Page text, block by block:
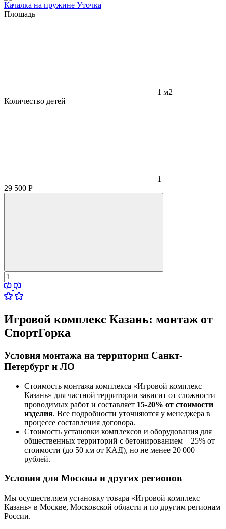
Качалка на пружине Уточка
Площадь
1 м2
Количество детей
1
29 500 Р
Игровой комплекс Казань: монтаж от
СпортГорка
Условия монтажа на территории Санкт-
Петербург и ЛО
Стоимость монтажа комплекса «Игровой комплекс
Казань» для частной территории зависит от сложности
проводимых работ и составляет 15-20% от стоимости
изделия. Все подробности уточняются у менеджера в
процессе составления договора.
Стоимость установки комплексов и оборудования для
общественных территорий с бетонированием – 25% от
стоимости (до 50 км от КАД), но не менее 20 000
рублей.
Условия для Москвы и других регионов
Мы осуществляем установку товара «Игровой комплекс
Казань» в Москве, Московской области и по другим регионам
России.